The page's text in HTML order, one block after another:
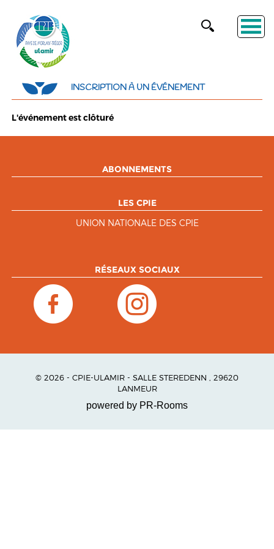
INSCRIPTION À UN ÉVÉNEMENT
L'événement est clôturé
ABONNEMENTS
LES CPIE
UNION NATIONALE DES CPIE
RÉSEAUX SOCIAUX
© 2026 - CPIE-ULAMIR - SALLE STEREDENN , 29620
LANMEUR
powered by PR-Rooms